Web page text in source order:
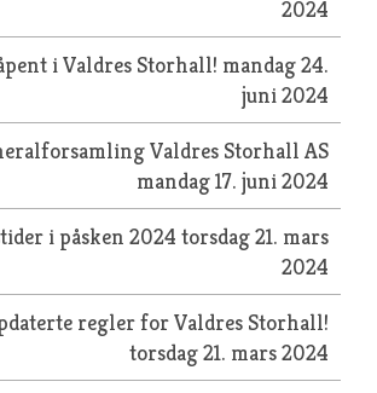
2024
i Valdres Storhall! mandag 24.
juni 2024
Valdres Storhall AS
mandag 17. juni 2024
i påsken 2024 torsdag 21. mars
2024
regler for Valdres Storhall!
torsdag 21. mars 2024